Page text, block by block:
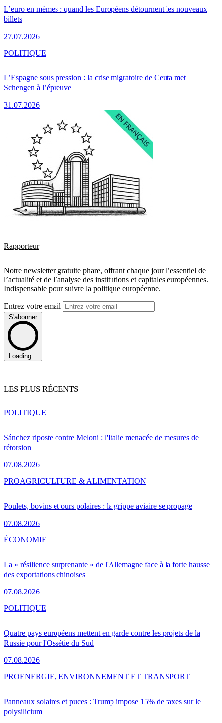
L’euro en mèmes : quand les Européens détournent les nouveaux
billets
27.07.2026
L’Espagne sous pression : la crise migratoire de Ceuta met
Schengen à l’épreuve
31.07.2026
POLITIQUE
Rapporteur
Notre newsletter gratuite phare, offrant chaque jour l’essentiel de
l’actualité et de l’analyse des institutions et capitales européennes.
Indispensable pour suivre la politique européenne.
Entrez votre email
S'abonner
Loading...
LES PLUS RÉCENTS
Sánchez riposte contre Meloni : l'Italie menacée de mesures de
rétorsion
07.08.2026
POLITIQUE
Poulets, bovins et ours polaires : la grippe aviaire se propage
07.08.2026
PROAGRICULTURE & ALIMENTATION
La « résilience surprenante » de l'Allemagne face à la forte hausse
des exportations chinoises
07.08.2026
ÉCONOMIE
Quatre pays européens mettent en garde contre les projets de la
Russie pour l'Ossétie du Sud
07.08.2026
POLITIQUE
Panneaux solaires et puces : Trump impose 15% de taxes sur le
polysilicium
PROENERGIE, ENVIRONNEMENT ET TRANSPORT